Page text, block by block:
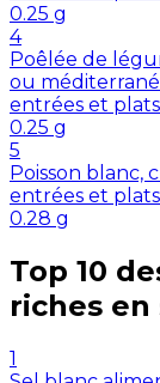
0.25 g
4
Poêlée de
ou
entrées et
0.25 g
5
Poisson blanc,
entrées et
0.28 g
Top 10
riches en
1